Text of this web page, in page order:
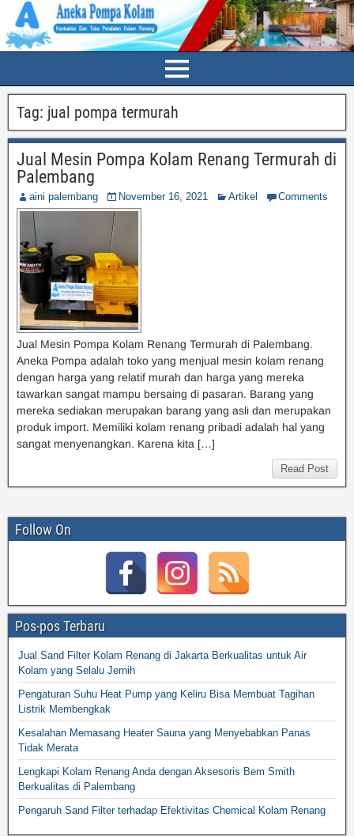
Tag: jual pompa termurah
Jual Mesin Pompa Kolam Renang Termurah di
Palembang
aini palembang November 16, 2021 Artikel Comments
Jual Mesin Pompa Kolam Renang Termurah di Palembang.
Aneka Pompa adalah toko yang menjual mesin kolam renang
dengan harga yang relatif murah dan harga yang mereka
tawarkan sangat mampu bersaing di pasaran. Barang yang
mereka sediakan merupakan barang yang asli dan merupakan
produk import. Memiliki kolam renang pribadi adalah hal yang
sangat menyenangkan. Karena kita […]
Read Post
Follow On
Pos-pos Terbaru
Jual Sand Filter Kolam Renang di Jakarta Berkualitas untuk Air
Kolam yang Selalu Jernih
Pengaturan Suhu Heat Pump yang Keliru Bisa Membuat Tagihan
Listrik Membengkak
Kesalahan Memasang Heater Sauna yang Menyebabkan Panas
Tidak Merata
Lengkapi Kolam Renang Anda dengan Aksesoris Bem Smith
Berkualitas di Palembang
Pengaruh Sand Filter terhadap Efektivitas Chemical Kolam Renang